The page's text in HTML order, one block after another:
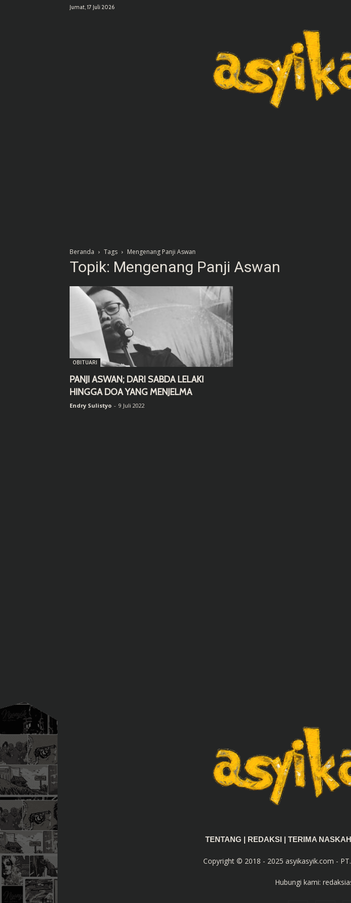
Jumat, 17 Juli 2026
Beranda Tags Mengenang Panji Aswan
Topik: Mengenang Panji Aswan
OBITUARI
PANJI ASWAN; DARI SABDA LELAKI
HINGGA DOA YANG MENJELMA
Endry Sulistyo - 9 Juli 2022
TENTANG REDAKSI TERIMA NASKAH
Copyright © 2018 - 2025 asyikasyik.com -
Hubungi kami: